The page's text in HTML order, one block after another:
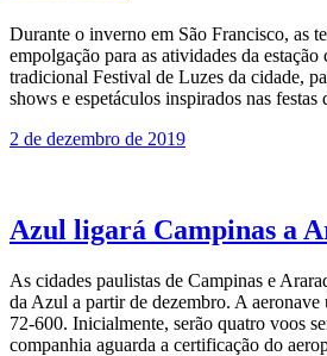
Durante o inverno em São Francisco, as
empolgação para as atividades da
tradicional Festival de Luzes da cidade,
shows e espetáculos inspirados nas
2 de dezembro de 2019
Azul ligará Campinas a
As cidades paulistas de Campinas e
da Azul a partir de dezembro. A aeronave
72-600. Inicialmente, serão quatro voos
companhia aguarda a certificação do